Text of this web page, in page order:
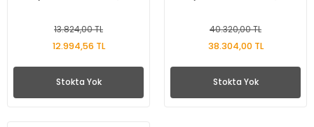
13.824,00 TL
12.994,56 TL
Stokta Yok
40.320,00 TL
38.304,00 TL
Stokta Yok